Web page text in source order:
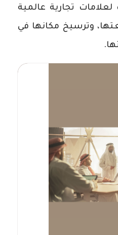
تجارية عالمية
وترسيخ مكانها في